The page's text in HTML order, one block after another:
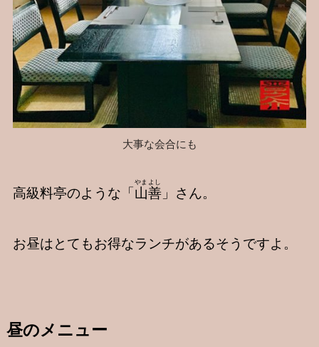
大事な会合にも
高級料亭のような「 山善
やまよし
」さん。
お昼はとてもお得なランチがあるそうですよ。
昼のメニュー